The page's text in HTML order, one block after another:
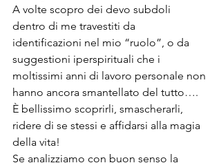
A volte scopro dei devo subdoli
dentro di me travestiti da
identificazioni nel mio “ruolo”, o da
suggestioni iperspirituali che i
moltissimi anni di lavoro personale non
hanno ancora smantellato del tutto….
È bellissimo scoprirli, smascherarli,
ridere di se stessi e affidarsi alla magia
della vita!
Se analizziamo con buon senso la